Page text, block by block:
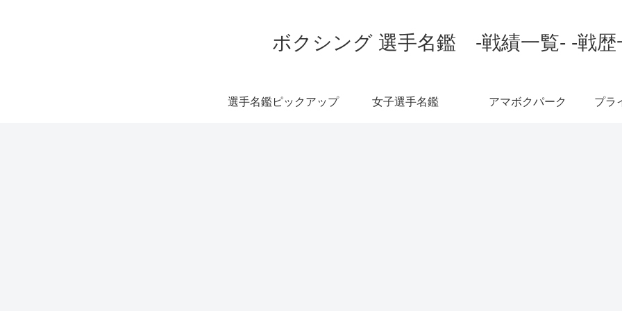
ボクシング 選手名鑑 -戦績一覧- -戦歴
選手名鑑ピックアップ 女子選手名鑑 アマボクパーク プラ